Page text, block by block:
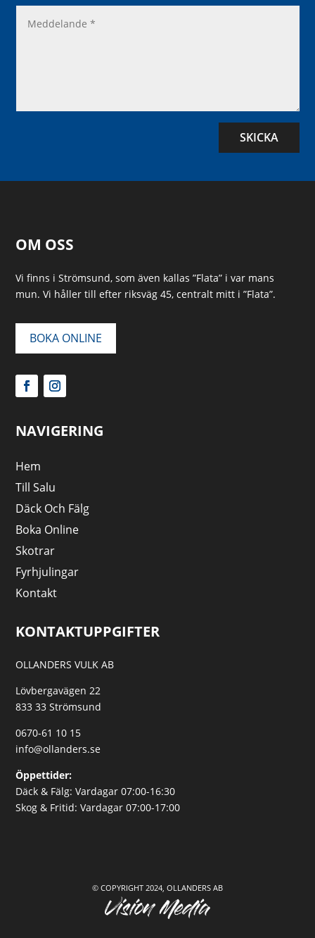
SKICKA
OM OSS
Vi finns i Strömsund, som även kallas ”Flata” i var mans
mun. Vi håller till efter riksväg 45, centralt mitt i ”Flata”.
BOKA ONLINE
NAVIGERING
Hem
Till Salu
Däck Och Fälg
Boka Online
Skotrar
Fyrhjulingar
Kontakt
KONTAKTUPPGIFTER
OLLANDERS VULK AB
Lövbergavägen 22
833 33 Strömsund
0670-61 10 15
info@ollanders.se
Öppettider:
Däck & Fälg: Vardagar 07:00-16:30
Skog & Fritid: Vardagar 07:00-17:00
© COPYRIGHT 2024, OLLANDERS AB